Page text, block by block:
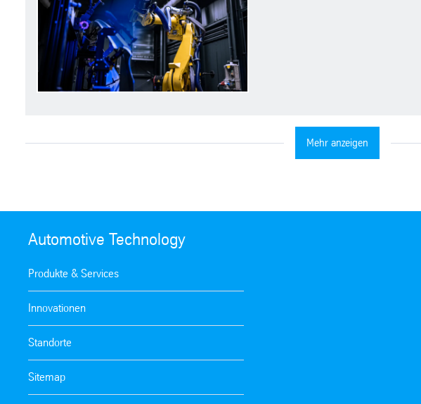
Mehr anzeigen
Automotive Technology
Produkte & Services
Innovationen
Standorte
Sitemap